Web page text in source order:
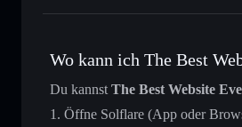
Wo kann ich The Best
Du kannst The Best Website
Öffne Solflare (App oder